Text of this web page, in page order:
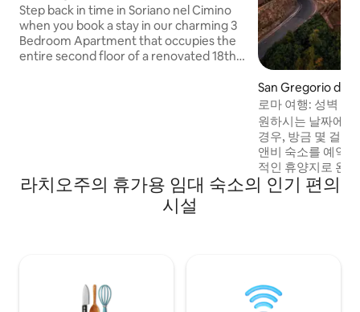
Castello Orsini
Step back in time in Soriano nel Cimino
when you book a stay in our charming 3
Bedroom Apartment that occupies the
entire second floor of a renovated 18th
San Gregorio da
휴가용 주택
로마 여행: 성벽 안
개 숙소
원하시는 날짜에
경우, 방금 몇 걸음
앤비 숙소를 예약하세요. 로마
적인 휴양지로 완
매력적인 2베드 숙
다. 가장 가까운 스
라치오주의 휴가용 임대 숙소의 인기 편의
시설